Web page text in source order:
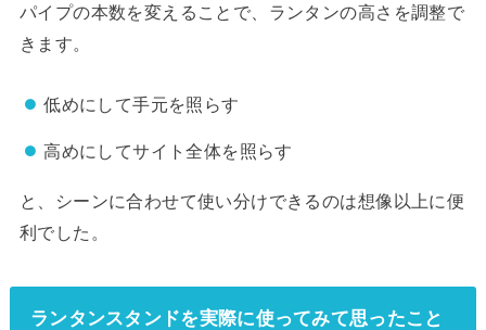
パイプの本数を変えることで、ランタンの高さを調整で
きます。
低めにして手元を照らす
高めにしてサイト全体を照らす
と、シーンに合わせて使い分けできるのは想像以上に便
利でした。
ランタンスタンドを実際に使ってみて思ったこと